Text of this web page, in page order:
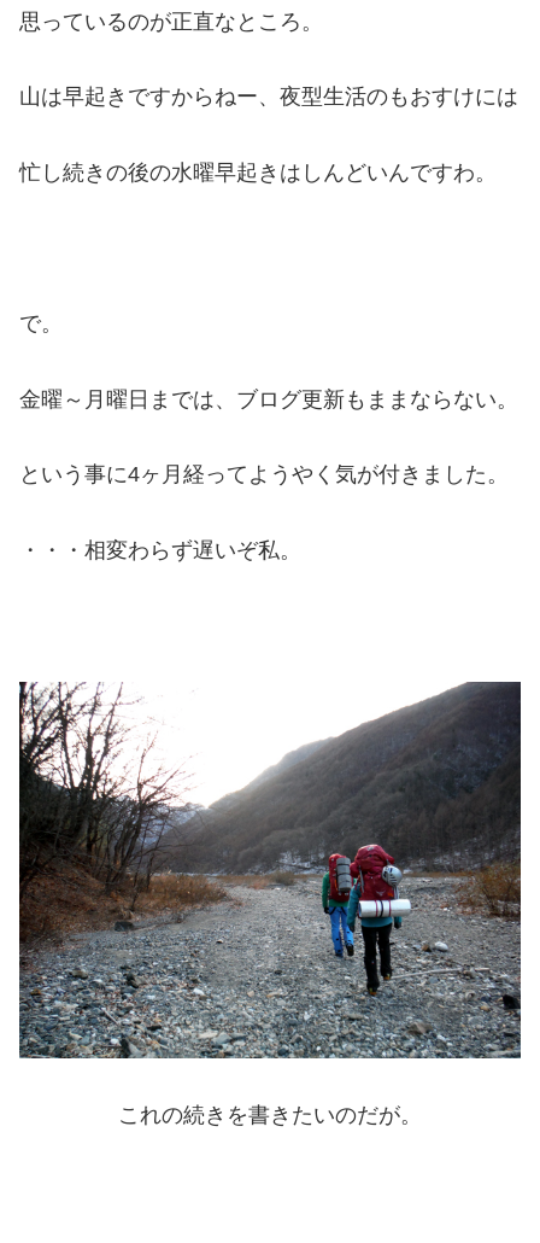
思っているのが正直なところ。
山は早起きですからねー、夜型生活のもおすけには
忙し続きの後の水曜早起きはしんどいんですわ。
で。
金曜～月曜日までは、ブログ更新もままならない。
という事に4ヶ月経ってようやく気が付きました。
・・・相変わらず遅いぞ私。
これの続きを書きたいのだが。